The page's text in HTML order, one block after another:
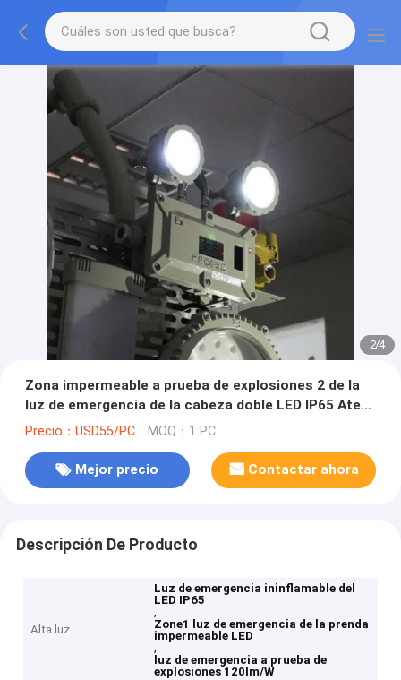
2/4
Zona impermeable a prueba de explosiones 2 de la
luz de emergencia de la cabeza doble LED IP65 Atex
Zone1
Precio：USD55/PC MOQ：1 PC
Mejor precio Contactar ahora
Descripción De Producto
Alta luz
Luz de emergencia ininflamable del
LED IP65
,
Zone1 luz de emergencia de la prenda
impermeable LED
,
luz de emergencia a prueba de
explosiones 120lm/W